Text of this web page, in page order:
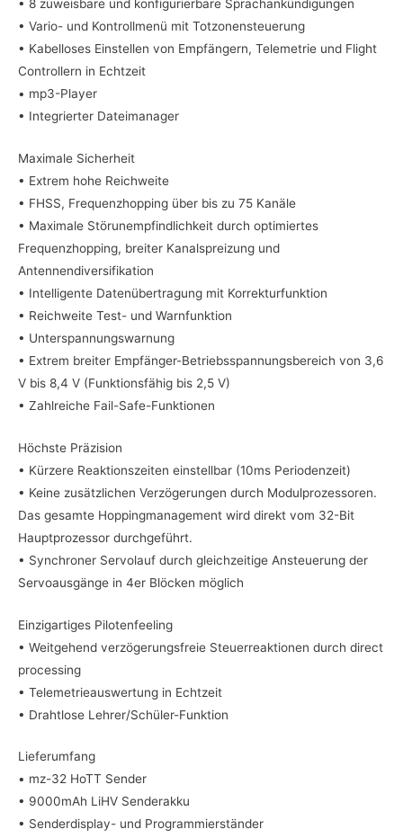
• 8 zuweisbare und konfigurierbare Sprachankündigungen
• Vario- und Kontrollmenü mit Totzonensteuerung
• Kabelloses Einstellen von Empfängern, Telemetrie und Flight
Controllern in Echtzeit
• mp3-Player
• Integrierter Dateimanager
Maximale Sicherheit
• Extrem hohe Reichweite
• FHSS, Frequenzhopping über bis zu 75 Kanäle
• Maximale Störunempfindlichkeit durch optimiertes
Frequenzhopping, breiter Kanalspreizung und
Antennendiversifikation
• Intelligente Datenübertragung mit Korrekturfunktion
• Reichweite Test- und Warnfunktion
• Unterspannungswarnung
• Extrem breiter Empfänger-Betriebsspannungsbereich von 3,6
V bis 8,4 V (Funktionsfähig bis 2,5 V)
• Zahlreiche Fail-Safe-Funktionen
Höchste Präzision
• Kürzere Reaktionszeiten einstellbar (10ms Periodenzeit)
• Keine zusätzlichen Verzögerungen durch Modulprozessoren.
Das gesamte Hoppingmanagement wird direkt vom 32-Bit
Hauptprozessor durchgeführt.
• Synchroner Servolauf durch gleichzeitige Ansteuerung der
Servoausgänge in 4er Blöcken möglich
Einzigartiges Pilotenfeeling
• Weitgehend verzögerungsfreie Steuerreaktionen durch direct
processing
• Telemetrieauswertung in Echtzeit
• Drahtlose Lehrer/Schüler-Funktion
Lieferumfang
• mz-32 HoTT Sender
• 9000mAh LiHV Senderakku
• Senderdisplay- und Programmierständer